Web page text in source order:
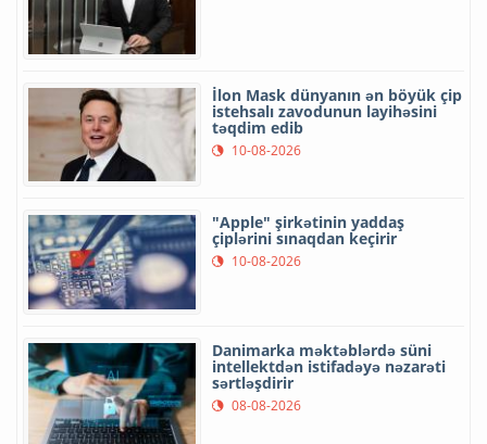
İlon Mask dünyanın ən böyük çip
istehsalı zavodunun layihəsini
təqdim edib
10-08-2026
"Apple" şirkətinin yaddaş
çiplərini sınaqdan keçirir
10-08-2026
Danimarka məktəblərdə süni
intellektdən istifadəyə nəzarəti
sərtləşdirir
08-08-2026